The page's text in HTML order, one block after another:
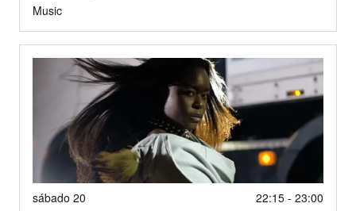
Music
sábado 20 22:15 - 23:00